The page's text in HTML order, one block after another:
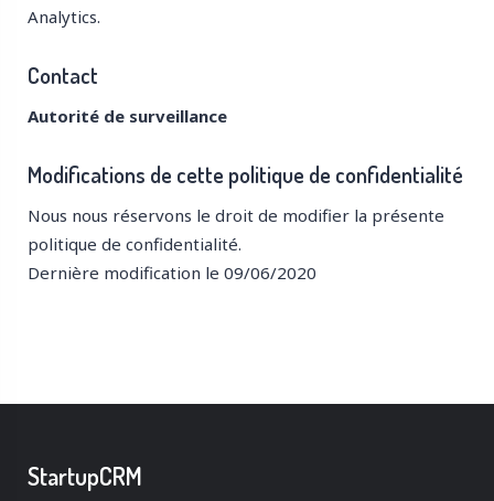
Analytics.
Contact
Autorité de surveillance
Modifications de cette politique de confidentialité
Nous nous réservons le droit de modifier la présente
politique de confidentialité.
Dernière modification le 09/06/2020
StartupCRM